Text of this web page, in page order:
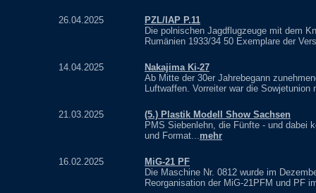
26.04.2025
PZL/IAP P.11
Die polnischen Jagdflugzeuge mit dem
Rumänien 1933/34 50 Exemplare der
14.04.2025
Nakajima Ki-27
Ab Mitte der 30er Jahrebegann
Luftwaffen. Vorreiter war die
21.03.2025
(5.) Plastik Modell Show Sachsen
PMS Siebenlehn, die Fünfte - und dabei
und Format...mehr
16.02.2025
MiG-21 PF
Die Maschine Nr. 0812 wurde im
Reorganisation der MiG-21PFM und PF